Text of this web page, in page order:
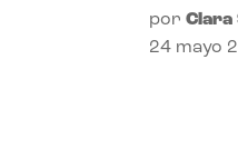
porClara
24 mayo